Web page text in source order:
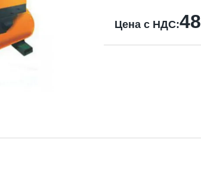
Цена с НДС: